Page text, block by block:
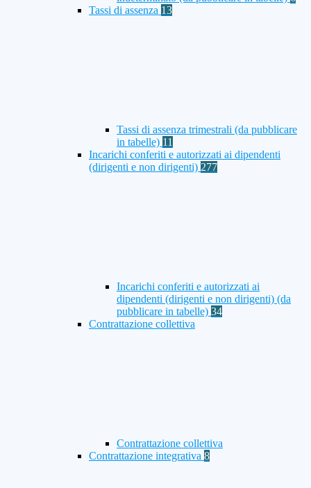
Tassi di assenza 13
Tassi di assenza trimestrali (da pubblicare
in tabelle) 11
Incarichi conferiti e autorizzati ai dipendenti
(dirigenti e non dirigenti) 277
Incarichi conferiti e autorizzati ai
dipendenti (dirigenti e non dirigenti) (da
pubblicare in tabelle) 34
Contrattazione collettiva
Contrattazione collettiva
Contrattazione integrativa 8